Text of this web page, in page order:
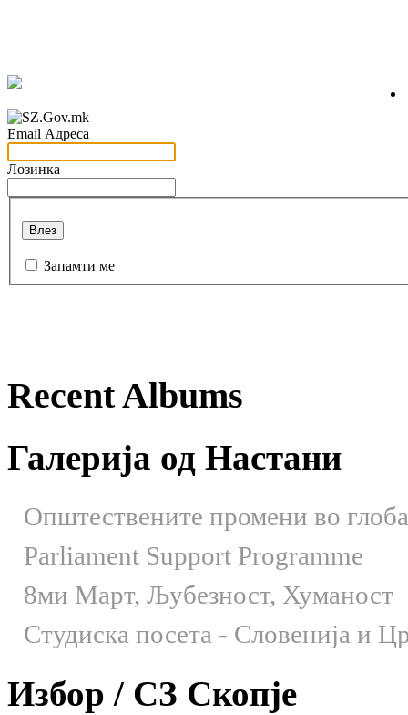
Email Адреса
Лозинка
Влез
Запамти ме
Recent Albums
Галерија од Настани
Општествените промени во
Parliament Support Programme
8ми Март, Љубезност, Хуманост
Студиска посета - Словенија и
Избор / СЗ Скопје